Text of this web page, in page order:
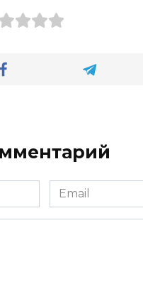
Email